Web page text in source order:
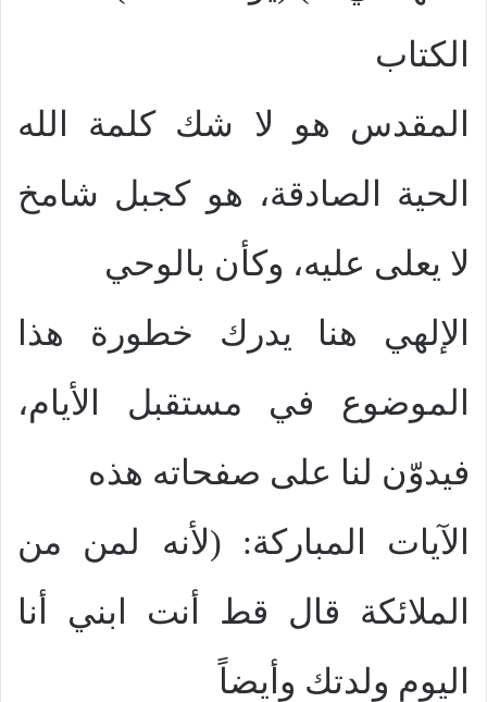
الكتاب
المقدس هو لا شك كلمة الله
الحية الصادقة، هو كجبل شامخ
لا يعلى عليه، وكأن بالوحي
الإلهي هنا يدرك خطورة هذا
الموضوع في مستقبل الأيام،
فيدوّن لنا على صفحاته هذه
الآيات المباركة: (لأنه لمن من
الملائكة قال قط أنت ابني أنا
اليوم ولدتك وأيضاً